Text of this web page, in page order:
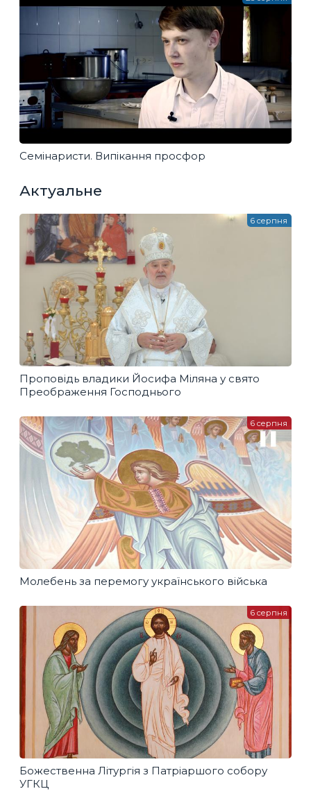
Семінаристи. Випікання просфор
Актуальне
Проповідь владики Йосифа Міляна у свято
Преображення Господнього
6 серпня
Молебень за перемогу українського війська
6 серпня
Божественна Літургія з Патріаршого собору
УГКЦ
6 серпня